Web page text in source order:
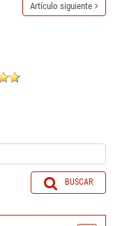
Artículo siguiente
BUSCAR